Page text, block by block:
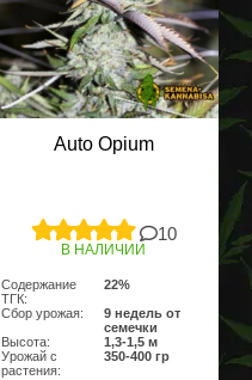
Auto Opium
10
В НАЛИЧИИ
Содержание
ТГК:
22%
Сбор урожая:
9 недель от
семечки
Высота:
1,3-1,5 м
Урожай с
растения:
350-400 гр